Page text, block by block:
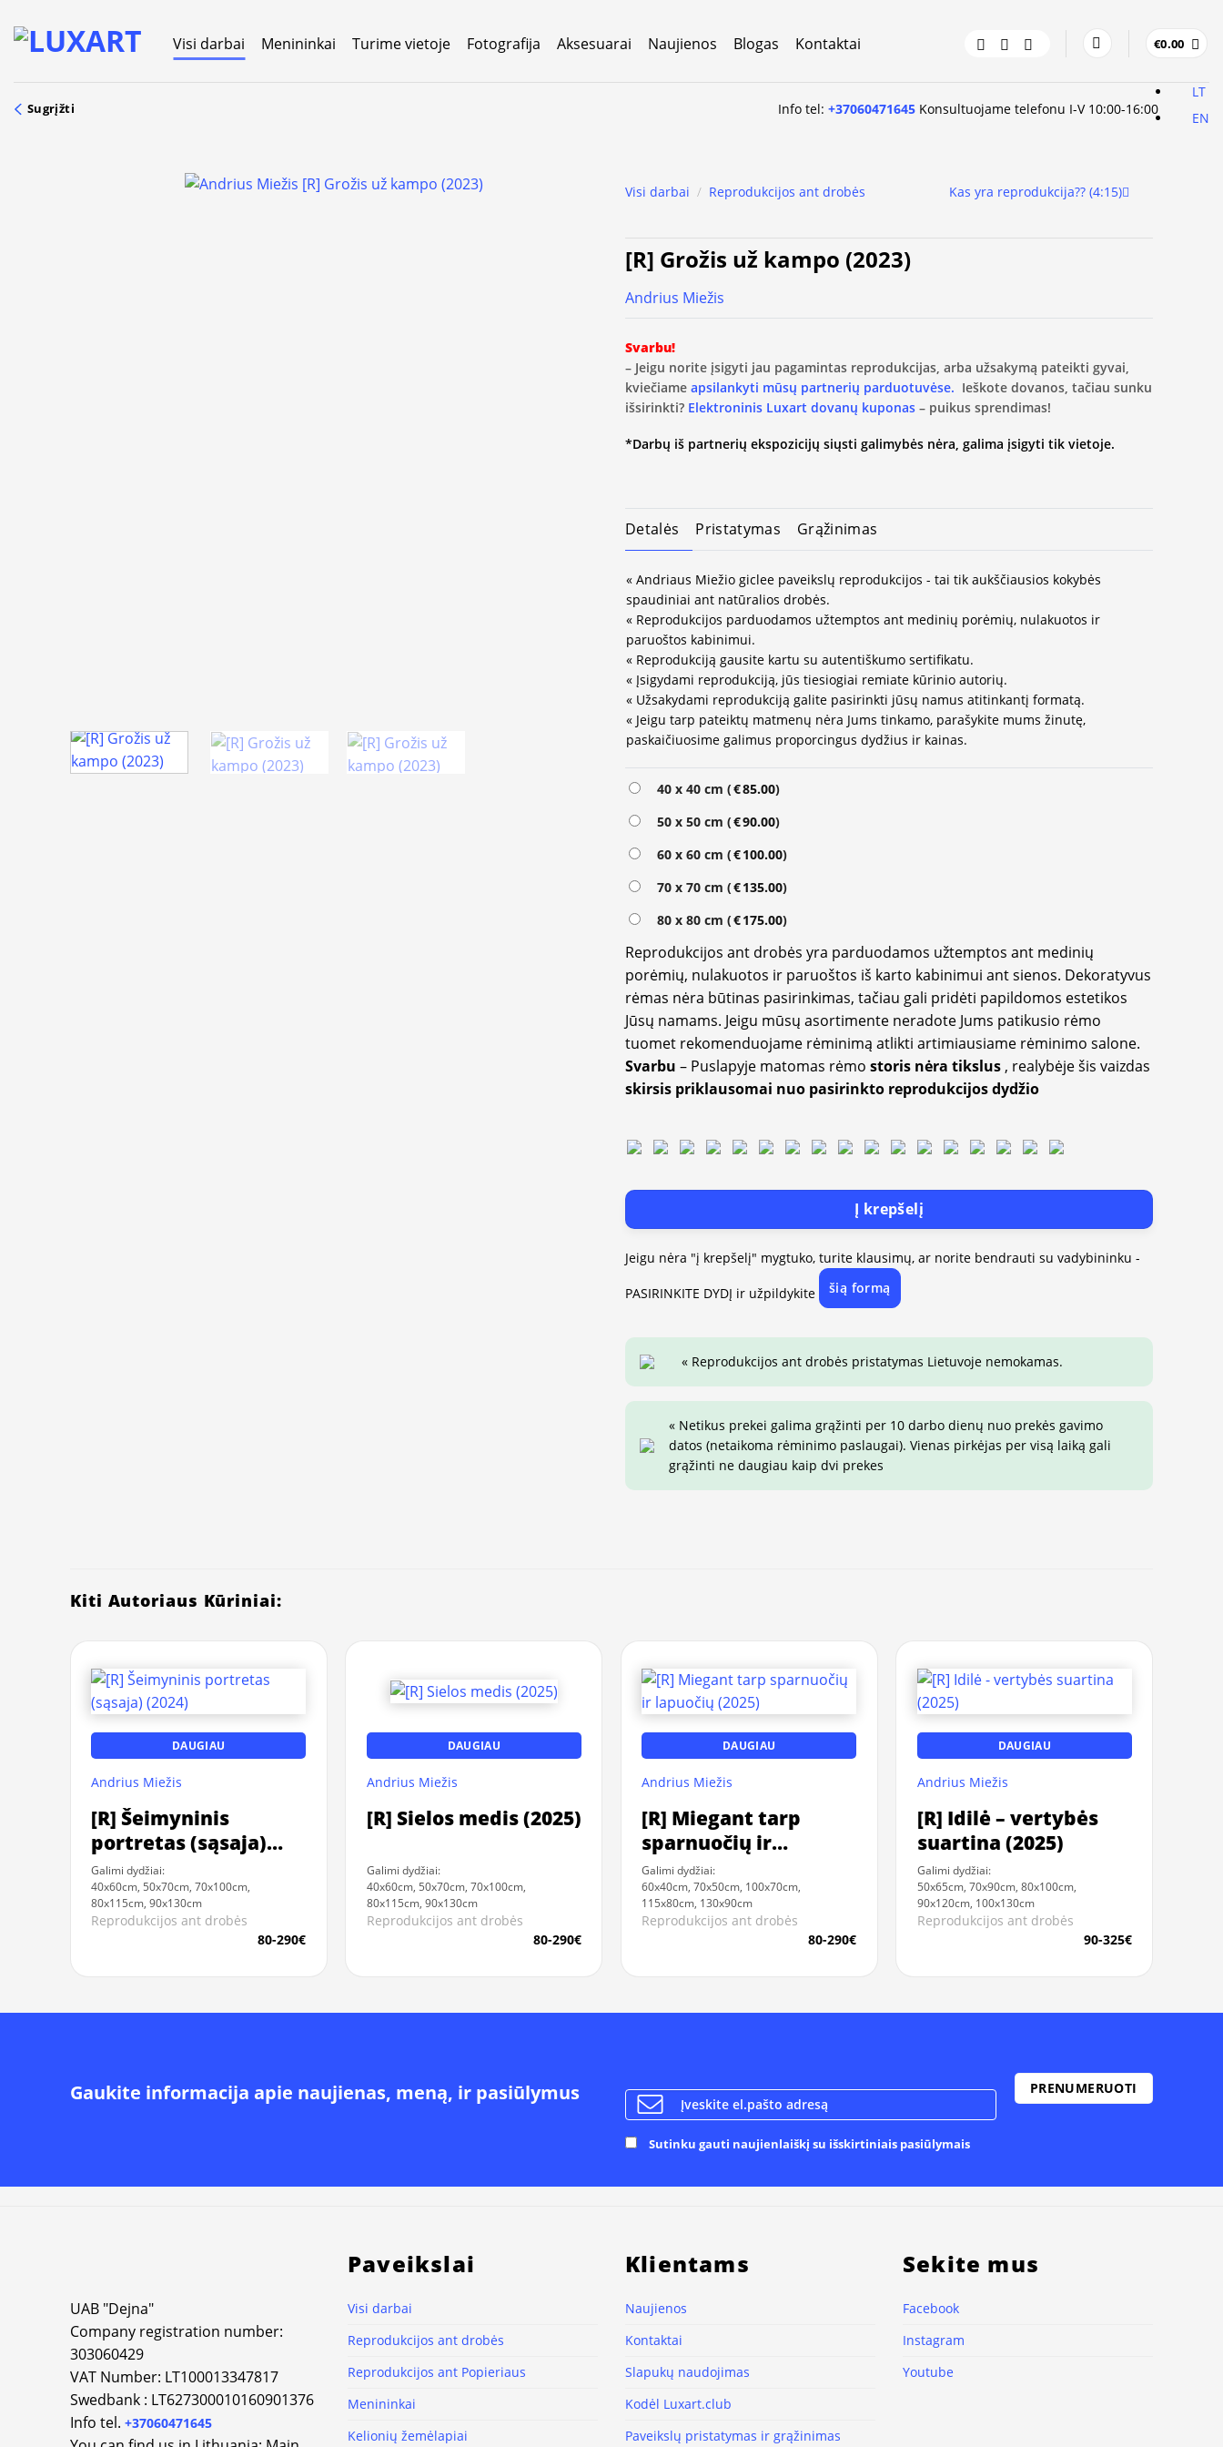
content
Visi darbai Menininkai Turime vietoje Fotografija Aksesuarai Naujienos Blogas Kontaktai €0.00
Sugrįžti Info tel: +37060471645Konsultuojame telefonu I-V 10:00-16:00
LT
EN
Visi darbai / Reprodukcijos ant drobės Kas yra reprodukcija?? (4:15)
[R] Grožis už kampo (2023)
Andrius Miežis
Svarbu!
– Jeigu norite įsigyti jau pagamintas reprodukcijas, arba užsakymą pateikti gyvai,
kviečiame apsilankyti mūsų partnerių parduotuvėse. Ieškote dovanos, tačiau sunku
išsirinkti? Elektroninis Luxart dovanų kuponas – puikus sprendimas!
*Darbų iš partnerių ekspozicijų siųsti galimybės nėra, galima įsigyti tik vietoje.
Detalės Pristatymas Grąžinimas
« Andriaus Miežio giclee paveikslų reprodukcijos - tai tik aukščiausios kokybės
spaudiniai ant natūralios drobės.
« Reprodukcijos parduodamos užtemptos ant medinių porėmių, nulakuotos ir
paruoštos kabinimui.
« Reprodukciją gausite kartu su autentiškumo sertifikatu.
« Įsigydami reprodukciją, jūs tiesiogiai remiate kūrinio autorių.
« Užsakydami reprodukciją galite pasirinkti jūsų namus atitinkantį formatą.
« Jeigu tarp pateiktų matmenų nėra Jums tinkamo, parašykite mums žinutę,
paskaičiuosime galimus proporcingus dydžius ir kainas.
40 x 40 cm (€85.00)
50 x 50 cm (€90.00)
60 x 60 cm (€100.00)
70 x 70 cm (€135.00)
80 x 80 cm (€175.00)
Reprodukcijos ant drobės yra parduodamos užtemptos ant medinių
porėmių, nulakuotos ir paruoštos iš karto kabinimui ant sienos. Dekoratyvus
rėmas nėra būtinas pasirinkimas, tačiau gali pridėti papildomos estetikos
Jūsų namams. Jeigu mūsų asortimente neradote Jums patikusio rėmo
tuomet rekomenduojame rėminimą atlikti artimiausiame rėminimo salone.
Svarbu – Puslapyje matomas rėmo storis nėra tikslus , realybėje šis vaizdas
skirsis priklausomai nuo pasirinkto reprodukcijos dydžio
Į krepšelį
Jeigu nėra "į krepšelį" mygtuko, turite klausimų, ar norite bendrauti su vadybininku -
PASIRINKITE DYDĮ ir užpildykite šią formą
« Reprodukcijos ant drobės pristatymas Lietuvoje nemokamas.
« Netikus prekei galima grąžinti per 10 darbo dienų nuo prekės gavimo
datos (netaikoma rėminimo paslaugai). Vienas pirkėjas per visą laiką gali
grąžinti ne daugiau kaip dvi prekes
Kiti Autoriaus Kūriniai:
DAUGIAU
Andrius Miežis
[R] Šeimyninis
portretas (sąsaja)
(2024)
Galimi dydžiai:
40x60cm, 50x70cm, 70x100cm,
80x115cm, 90x130cm
Reprodukcijos ant drobės
80-290€
DAUGIAU
Andrius Miežis
[R] Sielos medis (2025)
Galimi dydžiai:
40x60cm, 50x70cm, 70x100cm,
80x115cm, 90x130cm
Reprodukcijos ant drobės
80-290€
DAUGIAU
Andrius Miežis
[R] Miegant tarp
sparnuočių ir
lapuočių (2025)
Galimi dydžiai:
60x40cm, 70x50cm, 100x70cm,
115x80cm, 130x90cm
Reprodukcijos ant drobės
80-290€
DAUGIAU
Andrius Miežis
[R] Idilė – vertybės
suartina (2025)
Galimi dydžiai:
50x65cm, 70x90cm, 80x100cm,
90x120cm, 100x130cm
Reprodukcijos ant drobės
90-325€
Gaukite informacija apie naujienas, meną, ir pasiūlymus
Sutinku gauti naujienlaiškį su išskirtiniais pasiūlymais
UAB "Dejna"
Company registration number:
303060429
VAT Number: LT100013347817
Swedbank : LT627300010160901376
Info tel. +37060471645
Paveikslai
Visi darbai
Reprodukcijos ant drobės
Reprodukcijos ant Popieriaus
Menininkai
Kelionių žemėlapiai
Klientams
Naujienos
Kontaktai
Slapukų naudojimas
Kodėl Luxart.club
Paveikslų pristatymas ir grąžinimas
Sekite mus
Facebook
Instagram
Youtube